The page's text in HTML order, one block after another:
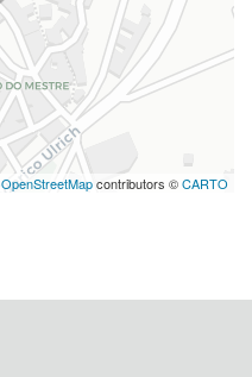
OpenStreetMapcontributors ©CARTO